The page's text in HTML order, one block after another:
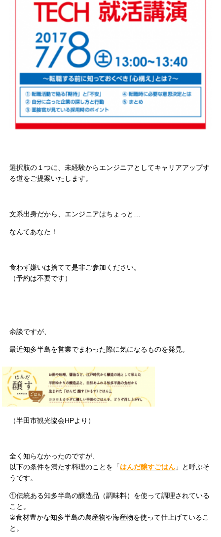
選択肢の１つに、未経験からエンジニアとしてキャリアアップす
る道をご提案いたします。
文系出身だから、エンジニアはちょっと…
なんてあなた！
食わず嫌いは捨てて是非ご参加ください。
（予約は不要です）
余談ですが、
最近知多半島を営業でまわった際に気になるものを発見。
（半田市観光協会HPより）
全く知らなかったのですが、
以下の条件を満たす料理のことを「はんだ醸すごはん 」と呼ぶそ
うです。
①伝統ある知多半島の醸造品（調味料）を使って調理されている
こと。
②食材豊かな知多半島の農産物や海産物を使って仕上げているこ
と。